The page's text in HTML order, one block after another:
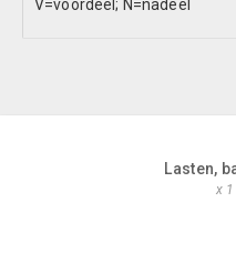
V=voordeel; N=nadeel
Lasten,
x